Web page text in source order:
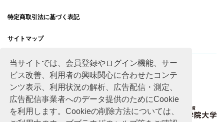
当サイトでは、会員登録やログイン機能、サー
ビス改善、利用者の興味関心に合わせたコンテ
ンツ表示、利用状況の解析、広告配信・測定、
広告配信事業者へのデータ提供のためにCookie
を利用します。Cookieの削除方法については、
特定商取引法に基づく表記
サイトマップ